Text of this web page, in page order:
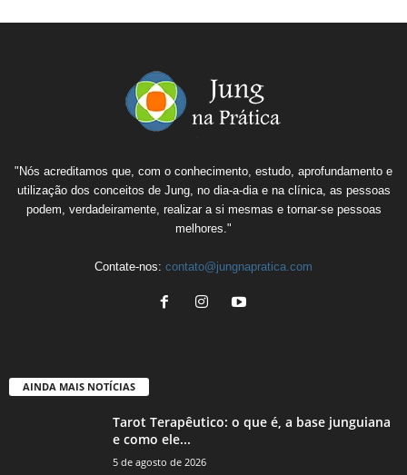
"Nós acreditamos que, com o conhecimento, estudo, aprofundamento e
utilização dos conceitos de Jung, no dia-a-dia e na clínica, as pessoas
podem, verdadeiramente, realizar a si mesmas e tornar-se pessoas
melhores."
Contate-nos: contato@jungnapratica.com
AINDA MAIS NOTÍCIAS
Tarot Terapêutico: o que é, a base junguiana
e como ele...
5 de agosto de 2026